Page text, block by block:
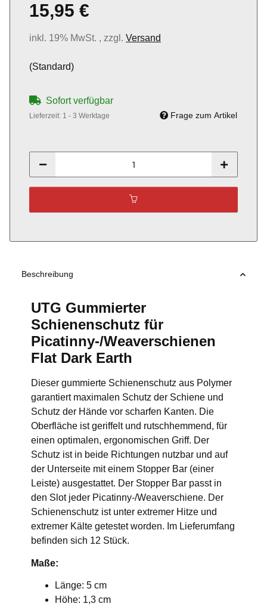
15,95 €
inkl. 19% MwSt. , zzgl. Versand
(Standard)
Sofort verfügbar
Lieferzeit: 1 - 3 Werktage Frage zum Artikel
Beschreibung
UTG Gummierter
Schienenschutz für
Picatinny-/Weaverschienen
Flat Dark Earth
Dieser gummierte Schienenschutz aus Polymer
garantiert maximalen Schutz der Schiene und
Schutz der Hände vor scharfen Kanten. Die
Oberfläche ist geriffelt und rutschhemmend, für
einen optimalen, ergonomischen Griff. Der
Schutz ist in beide Richtungen nutzbar und auf
der Unterseite mit einem Stopper Bar (einer
Leiste) ausgestattet. Der Stopper Bar passt in
den Slot jeder Picatinny-/Weaverschiene. Der
Schienenschutz ist unter extremer Hitze und
extremer Kälte getestet worden. Im Lieferumfang
befinden sich 12 Stück.
Maße:
Länge: 5 cm
Höhe: 1,3 cm